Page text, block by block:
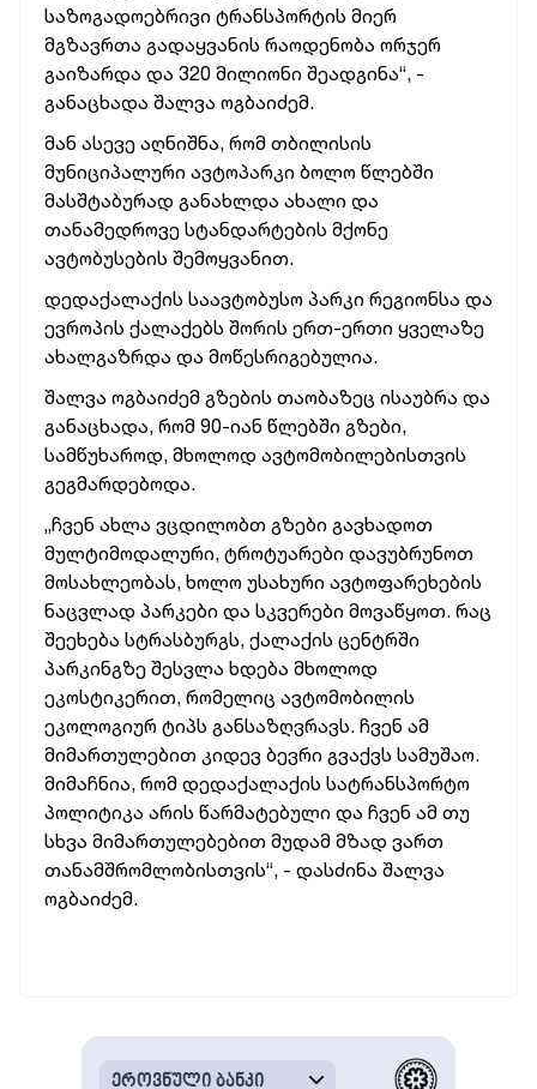
საზოგადოებრივი ტრანსპორტის მიერ
მგზავრთა გადაყვანის რაოდენობა ორჯერ
გაიზარდა და 320 მილიონი შეადგინა“, -
განაცხადა შალვა ოგბაიძემ.
მან ასევე აღნიშნა, რომ თბილისის
მუნიციპალური ავტოპარკი ბოლო წლებში
მასშტაბურად განახლდა ახალი და
თანამედროვე სტანდარტების მქონე
ავტობუსების შემოყვანით.
დედაქალაქის საავტობუსო პარკი რეგიონსა და
ევროპის ქალაქებს შორის ერთ-ერთი ყველაზე
ახალგაზრდა და მოწესრიგებულია.
შალვა ოგბაიძემ გზების თაობაზეც ისაუბრა და
განაცხადა, რომ 90-იან წლებში გზები,
სამწუხაროდ, მხოლოდ ავტომობილებისთვის
გეგმარდებოდა.
„ჩვენ ახლა ვცდილობთ გზები გავხადოთ
მულტიმოდალური, ტროტუარები დავუბრუნოთ
მოსახლეობას, ხოლო უსახური ავტოფარეხების
ნაცვლად პარკები და სკვერები მოვაწყოთ. რაც
შეეხება სტრასბურგს, ქალაქის ცენტრში
პარკინგზე შესვლა ხდება მხოლოდ
ეკოსტიკერით, რომელიც ავტომობილის
ეკოლოგიურ ტიპს განსაზღვრავს. ჩვენ ამ
მიმართულებით კიდევ ბევრი გვაქვს სამუშაო.
მიმაჩნია, რომ დედაქალაქის სატრანსპორტო
პოლიტიკა არის წარმატებული და ჩვენ ამ თუ
სხვა მიმართულებებით მუდამ მზად ვართ
თანამშრომლობისთვის“, - დასძინა შალვა
ოგბაიძემ.